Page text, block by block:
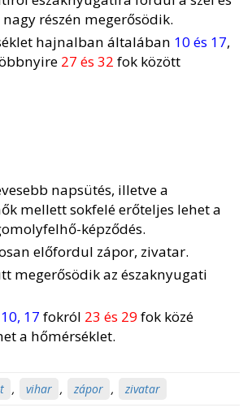
nagy részén megerősödik.
hajnalban általában 10 és 17,
27 és 32 fok között
napsütés, illetve a
mellett sokfelé erőteljes lehet a
képződés.
előfordul zápor, zivatar.
megerősödik az északnyugati
10, 17 fokról 23 és 29fok közé
a hőmérséklet.
, vihar , zápor , zivatar